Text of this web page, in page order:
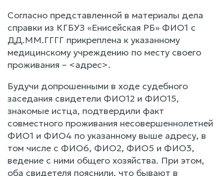
Согласно представленной в материалы дела
справки из КГБУЗ «Енисейская РБ» ФИО1 с
ДД.ММ.ГГГГ прикреплена к указанному
медицинскому учреждению по месту своего
проживания – <адрес>.
Будучи допрошенными в ходе судебного
заседания свидетели ФИО12 и ФИО15,
знакомые истца, подтвердили факт
совместного проживания несовершеннолетней
ФИО1 и ФИО4 по указанному выше адресу, в
том числе с ФИО6, ФИО2, ФИО5 и ФИО3,
ведение с ними общего хозяйства. При этом,
оба свидетеля пояснили, что бывают в